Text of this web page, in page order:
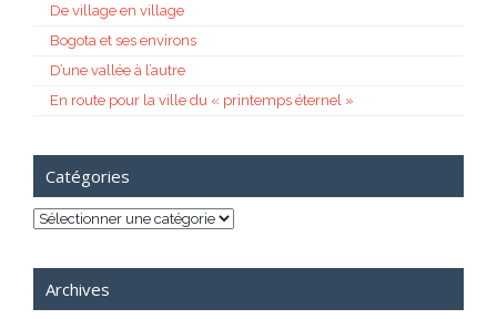
De village en village
Bogota et ses environs
D’une vallée à l’autre
En route pour la ville du « printemps éternel »
Catégories
Catégories
Archives